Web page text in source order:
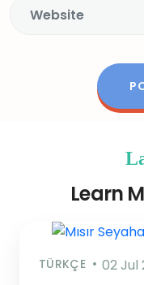
Learn
TÜRKÇE 02 Jul